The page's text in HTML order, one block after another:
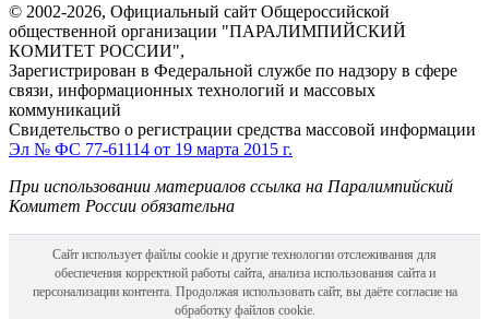
© 2002-2026, Официальный сайт Общероссийской
общественной организации "ПАРАЛИМПИЙСКИЙ
КОМИТЕТ РОССИИ",
Зарегистрирован в Федеральной службе по надзору в сфере
связи, информационных технологий и массовых
коммуникаций
Свидетельство о регистрации средства массовой информации
Эл № ФС 77-61114 от 19 марта 2015 г.
При использовании материалов ссылка на Паралимпийский
Комитет России обязательна
Сайт использует файлы cookie и другие технологии отслеживания для
обеспечения корректной работы сайта, анализа использования сайта и
персонализации контента. Продолжая использовать сайт, вы даёте согласие на
обработку файлов cookie.